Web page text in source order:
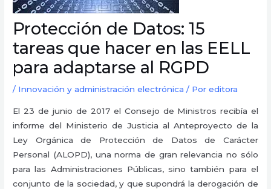
Protección de Datos: 15
tareas que hacer en las EELL
para adaptarse al RGPD
/ Innovación y administración electrónica / Poreditora
El 23 de junio de 2017 el Consejo de Ministros recibía el
informe del Ministerio de Justicia al Anteproyecto de la
Ley Orgánica de Protección de Datos de Carácter
Personal (ALOPD), una norma de gran relevancia no sólo
para las Administraciones Públicas, sino también para el
conjunto de la sociedad, y que supondrá la derogación de